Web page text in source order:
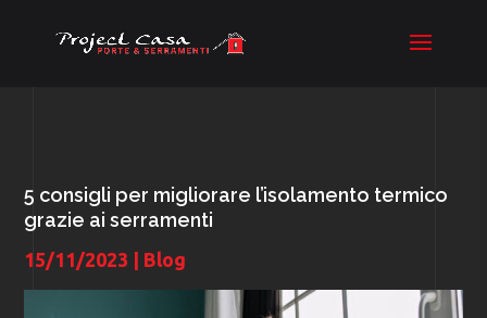
5 consigli per migliorare l’isolamento termico
grazie ai serramenti
15/11/2023 Blog